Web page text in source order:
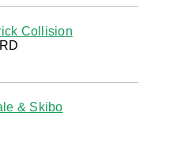
Collision
& Skibo